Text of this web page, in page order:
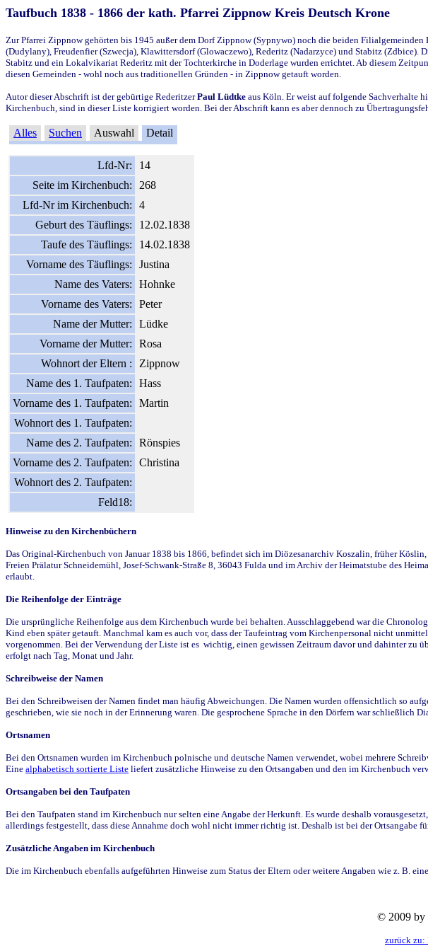
Taufbuch 1838 - 1866 der kath. Pfarrei Zippnow Kreis Deutsch Krone
Zur Pfarrei Zippnow gehörten bis 1945 außer dem Dorf Zippnow (Sypnywo) noch die beiden
(Dudylany), Freudenfier (Szwecja), Klawittersdorf (Glowaczewo), Rederitz (Nadarzyce) und Stabitz
Stabitz und ein Lokalvikariat Rederitz mit der Tochterkirche in Doderlage wurden errichtet. Ab diesem
diesen Gemeinden - wohl noch aus traditionellen Gründen - in Zippnow getauft worden.
Autor dieser Abschrift ist der gebürtige RederitzerPaul Lüdtke aus Köln. Er weist auf folgende Sachverhalte
Kirchenbuch, sind in dieser Liste korrigiert worden. Bei der Abschrift kann es aber dennoch zu
Alles Suchen Auswahl Detail
Lfd-Nr:
14
Seite im Kirchenbuch:
268
Lfd-Nr im Kirchenbuch:
4
Geburt des Täuflings:
12.02.1838
Taufe des Täuflings:
14.02.1838
Vorname des Täuflings:
Justina
Name des Vaters:
Hohnke
Vorname des Vaters:
Peter
Name der Mutter:
Lüdke
Vorname der Mutter:
Rosa
Wohnort der Eltern :
Zippnow
Name des 1. Taufpaten:
Hass
Vorname des 1. Taufpaten:
Martin
Wohnort des 1. Taufpaten:
Name des 2. Taufpaten:
Rönspies
Vorname des 2. Taufpaten:
Christina
Wohnort des 2. Taufpaten:
Feld18:
Hinweise zu den Kirchenbüchern
Das Original-Kirchenbuch von Januar 1838 bis 1866, befindet sich im Diözesanarchiv Koszalin, früher
Freien Prälatur Schneidemühl, Josef-Schwank-Straße 8, 36043 Fulda und im Archiv der Heimatstube des
erlaubt.
Die Reihenfolge der Einträge
Die ursprüngliche Reihenfolge aus dem Kirchenbuch wurde bei behalten. Ausschlaggebend war die
Kind eben später getauft. Manchmal kam es auch vor, dass der Taufeintrag vom Kirchenpersonal nicht
vorgenommen. Bei der Verwendung der Liste ist es wichtig, einen gewissen Zeitraum davor und dahinter zu
erfolgt nach Tag, Monat und Jahr.
Schreibweise der Namen
Bei den Schreibweisen der Namen findet man häufig Abweichungen. Die Namen wurden offensichtlich so
geschrieben, wie sie noch in der Erinnerung waren. Die gesprochene Sprache in den Dörfern war schließlich
Ortsnamen
Bei den Ortsnamen wurden im Kirchenbuch polnische und deutsche Namen verwendet, wobei mehrere
Eine alphabetisch sortierte Liste liefert zusätzliche Hinweise zu den Ortsangaben und den im Kirchenbuch
Ortsangaben bei den Taufpaten
Bei den Taufpaten stand im Kirchenbuch nur selten eine Angabe der Herkunft. Es wurde deshalb
allerdings festgestellt, dass diese Annahme doch wohl nicht immer richtig ist. Deshalb ist bei der Ortsangabe
Zusätzliche Angaben im Kirchenbuch
Die im Kirchenbuch ebenfalls aufgeführten Hinweise zum Status der Eltern oder weitere Angaben wie z. B.
© 2009 by
zurück zu: